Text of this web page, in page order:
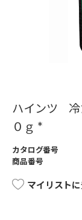
ハインツ 冷
０ｇ *
カタログ番号
商品番号
マイリスト